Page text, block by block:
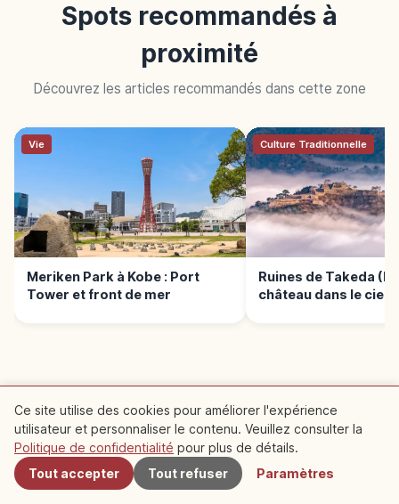
Spots recommandés à
proximité
Découvrez les articles recommandés dans cette zone
Vie
Meriken Park à Kobe : Port
Tower et front de mer
Culture Traditionnelle
Ruines de Takeda
château dans le ciel
LIRE LA SUITE →
Ruines de Takeda (Hyōgo) : château
dans le ciel
À proximité
Ce site utilise des cookies pour améliorer l'expérience
utilisateur et personnaliser le contenu. Veuillez consulter la
Politique de confidentialité pour plus de détails.
Tout accepter
Tout refuser Paramètres